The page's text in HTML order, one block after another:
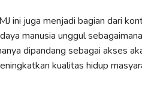
ini juga menjadi bagian dari
manusia unggul
dipandang sebagai akses
kualitas hidup